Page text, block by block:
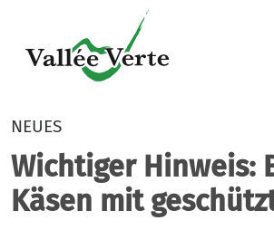
NEUES
Wichtiger Hinweis:
Käsen mit